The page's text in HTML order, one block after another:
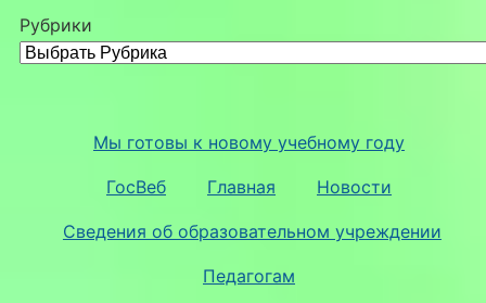
Рубрики
Мы готовы к новому учебному году
ГосВеб Главная Новости
Сведения об образовательном учреждении
Педагогам